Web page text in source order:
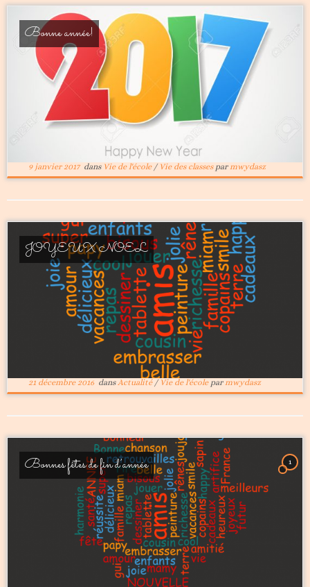
Bonne année!
9 janvier 2017dans Vie de l'école / Vie des classes parmwydasz
JOYEUX NOEL
21 décembre 2016dansActualité / Vie de l'école parmwydasz
1
Bonnes fêtes de fin d’année